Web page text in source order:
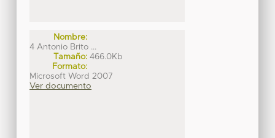
Nombre:
4 Antonio Brito ...
Tamaño: 466.0Kb
Formato:
Microsoft Word 2007
Ver documento